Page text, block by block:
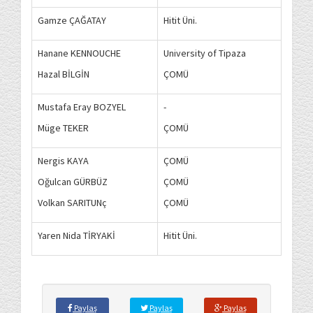
Gamze ÇAĞATAY Hitit Üni.
Hanane KENNOUCHE
Hazal BİLGİN
University of Tipaza
ÇOMÜ
Mustafa Eray BOZYEL
Müge TEKER
-
ÇOMÜ
Nergis KAYA
Oğulcan GÜRBÜZ
Volkan SARITUNç
ÇOMÜ
ÇOMÜ
ÇOMÜ
Yaren Nida TİRYAKİ Hitit Üni.
Paylaş Paylaş Paylaş